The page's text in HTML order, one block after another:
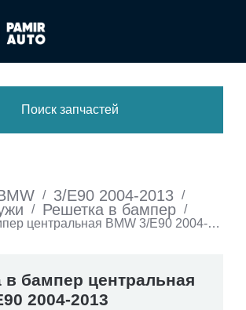
Поиск запчастей
/ 3/E90 2004-2013 /
/ Решетка в бампер /
центральная BMW 3/E90 2004-
в бампер центральная
2004-2013